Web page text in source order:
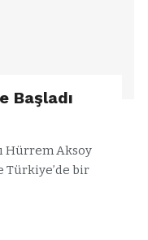
Başladı
Hürrem Aksoy
Türkiye’de bir